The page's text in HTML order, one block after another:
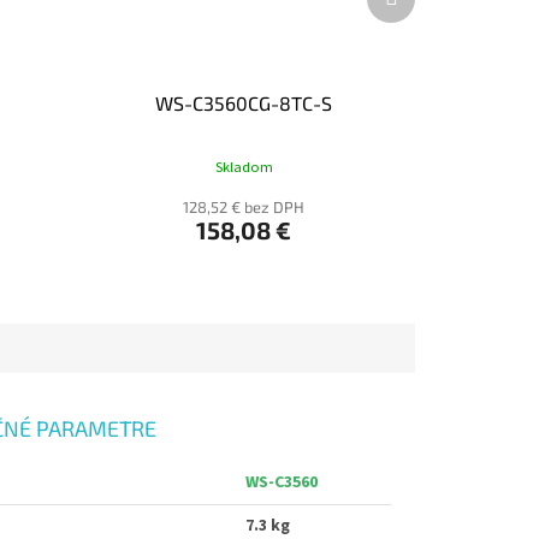
WS-C3560CG-8TC-S
Skladom
128,52 € bez DPH
158,08 €
produkt
PARAMETRE
WS-C3560
7.3 kg